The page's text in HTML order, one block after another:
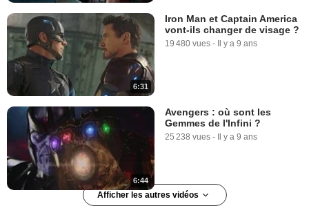
6:31
Iron Man et Captain America
vont-ils changer de visage ?
19 480 vues - Il y a 9 ans
6:44
Avengers : où sont les
Gemmes de l'Infini ?
25 238 vues - Il y a 9 ans
Afficher les autres vidéos